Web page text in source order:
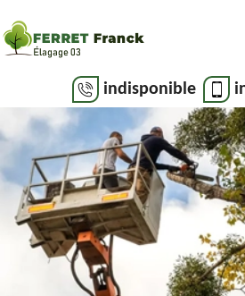
indisponible